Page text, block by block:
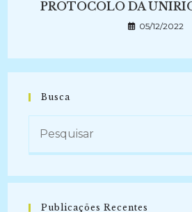
PROTOCOLO DA
05/12/2022
Busca
Publicações Recentes